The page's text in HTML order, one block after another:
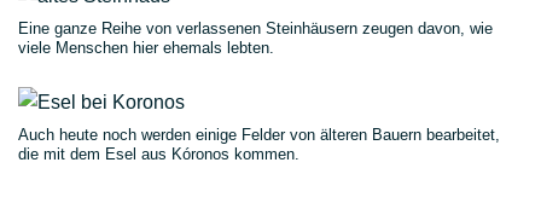
Eine ganze Reihe von verlassenen Steinhäusern zeugen davon, wie
viele Menschen hier ehemals lebten.
Auch heute noch werden einige Felder von älteren Bauern bearbeitet,
die mit dem Esel aus Kóronos kommen.